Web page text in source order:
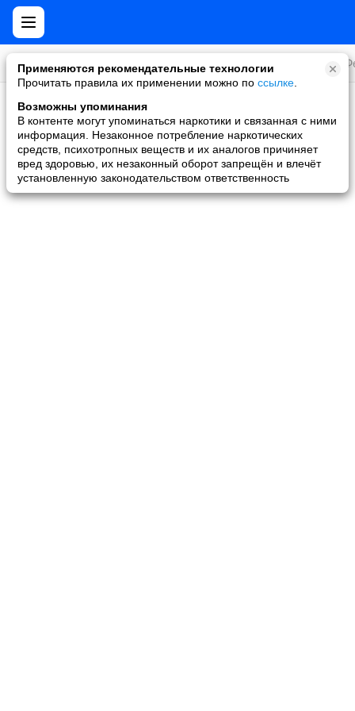
Все игры
Применяются рекомендательные технологии
Прочитать правила их применении можно по ссылке
Возможны упоминания
В контенте могут упоминаться наркотики и связанная с ними
информация. Незаконное потребление наркотических
средств, психотропных веществ и их аналогов причиняет
вред здоровью, их незаконный оборот запрещён и влечёт
установленную законодательством ответственность
Скидки и акции
Ни одной игры не найдено